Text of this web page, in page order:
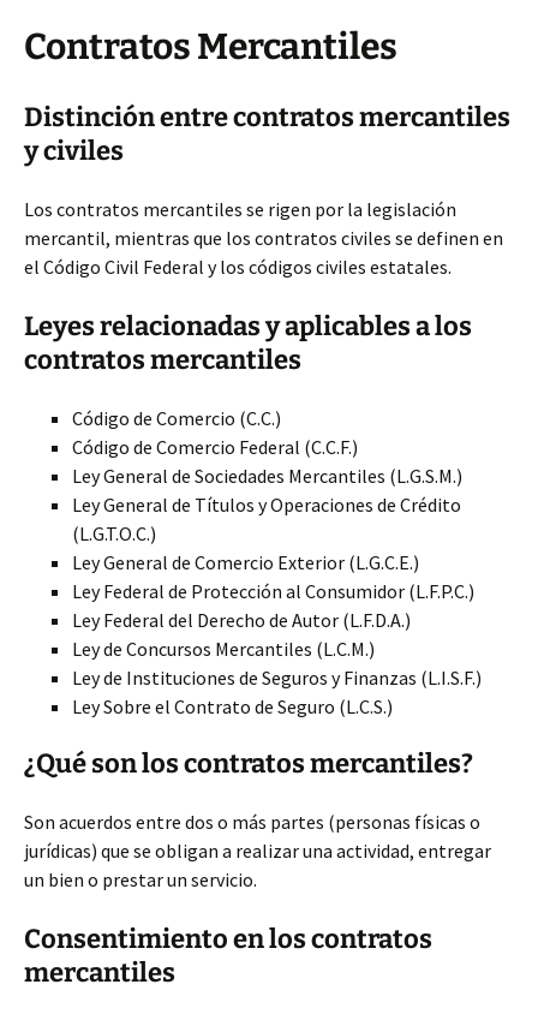
Contratos Mercantiles
Distinción entre contratosmercantiles
y civiles
Los contratos mercantiles se rigen por la legislación
mercantil, mientras que los contratos civiles se definen en
el Código Civil Federal y los códigos civiles estatales.
Leyes relacionadas y aplicables a los
contratos mercantiles
Código de Comercio (C.C.)
Código de Comercio Federal (C.C.F.)
Ley General de Sociedades Mercantiles (L.G.S.M.)
Ley General de Títulos y Operaciones de Crédito
(L.G.T.O.C.)
Ley General de Comercio Exterior (L.G.C.E.)
Ley Federal de Protección al Consumidor (L.F.P.C.)
Ley Federal del Derecho de Autor (L.F.D.A.)
Ley de Concursos Mercantiles (L.C.M.)
Ley de Instituciones de Seguros y Finanzas (L.I.S.F.)
Ley Sobre el Contrato de Seguro (L.C.S.)
¿Qué son los contratos mercantiles?
Son acuerdos entre dos o más partes (personas físicas o
jurídicas) que se obligan a realizar una actividad, entregar
un bien o prestar un servicio.
Consentimiento en los contratos
mercantiles